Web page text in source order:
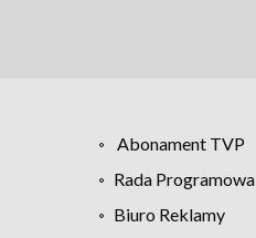
Abonament TVP
Rada Programowa
Biuro Reklamy